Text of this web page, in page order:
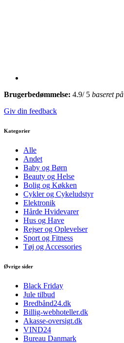
Brugerbedømmelse: 4.9/ 5 baseret på
Giv din feedback
Kategorier
Alle
Andet
Baby og Børn
Beauty og Helse
Bolig og Køkken
Cykler og Cykeludstyr
Elektronik
Hårde Hvidevarer
Hus og Have
Rejser og Oplevelser
Sport og Fitness
Tøj og Accessories
Øvrige sider
Black Friday
Jule tilbud
Bredbånd24.dk
Billig-webhoteller.dk
Akasse-oversigt.dk
VIND24
Bureau Danmark